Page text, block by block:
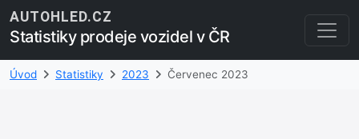
AUTOHLED.CZ
Statistiky prodeje vozidel v ČR
Úvod Statistiky 2023 Červenec 2023